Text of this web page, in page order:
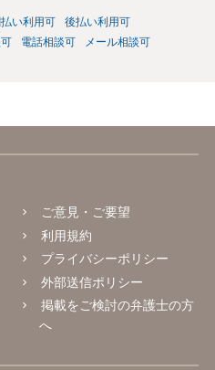
い利用可
後払い利用可
電話相談可
メール相談可
ご意見・ご要望
利用規約
プライバシーポリシー
外部送信ポリシー
掲載をご検討の弁護士の方
へ